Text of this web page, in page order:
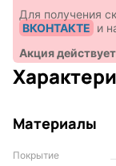
Для получения
ВКОНТАКТЕ и
Акция
Материалы
Покрытие